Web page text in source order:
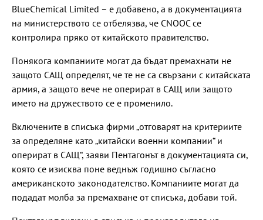
BlueChemical Limited – е добавено, а в документацията
на министерството се отбелязва, че CNOOC се
контролира пряко от китайското правителство.
Понякога компаниите могат да бъдат премахнати не
защото САЩ определят, че те не са свързани с китайската
армия, а защото вече не оперират в САЩ или защото
името на дружеството се е променило.
Включените в списъка фирми „отговарят на критериите
за определяне като „китайски военни компании“ и
оперират в САЩ“, заяви Пентагонът в документацията си,
която се изисква поне веднъж годишно съгласно
американското законодателство. Компаниите могат да
подадат молба за премахване от списъка, добави той.